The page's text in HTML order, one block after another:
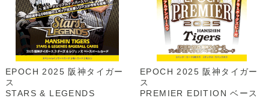
EPOCH 2025 阪神タイガー
ス
STARS & LEGENDS
EPOCH 2025 阪神タイガー
ス
PREMIER EDITION ベース